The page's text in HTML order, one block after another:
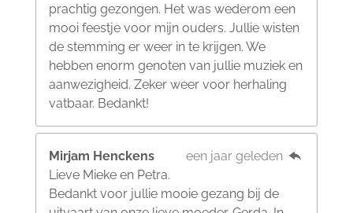
prachtig gezongen. Het was wederom een
mooi feestje voor mijn ouders. Jullie wisten
de stemming er weer in te krijgen. We
hebben enorm genoten van jullie muziek en
aanwezigheid. Zeker weer voor herhaling
vatbaar. Bedankt!
Mirjam Henckens
een jaar geleden
Lieve Mieke en Petra.
Bedankt voor jullie mooie gezang bij de